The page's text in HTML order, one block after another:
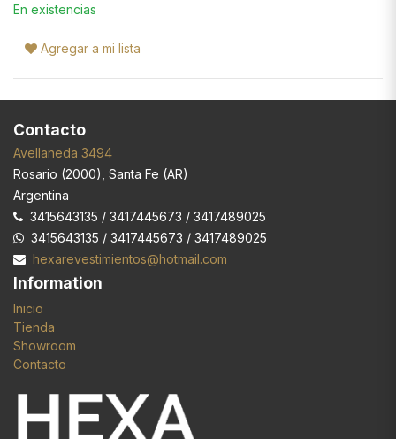
En existencias
Agregar a mi lista
Contacto
Avellaneda 3494
Rosario (2000), Santa Fe (AR)
Argentina
3415643135 / 3417445673 / 3417489025
3415643135 / 3417445673 / 3417489025
hexarevestimientos@hotmail.com
Information
Inicio
Tienda
Showroom
Contacto